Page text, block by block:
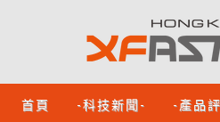
首頁 -科技新聞- -產品